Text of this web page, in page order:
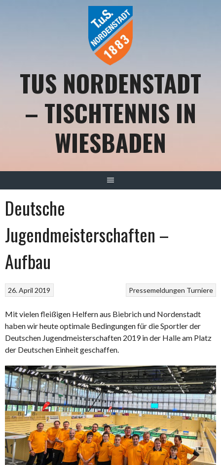
TUS NORDENSTADT
– TISCHTENNIS IN
WIESBADEN
Deutsche
Jugendmeisterschaften –
Aufbau
Pressemeldungen Turniere
26. April 2019
Mit vielen fleißigen Helfern aus Biebrich und Nordenstadt
haben wir heute optimale Bedingungen für die Sportler der
Deutschen Jugendmeisterschaften 2019 in der Halle am Platz
der Deutschen Einheit geschaffen.